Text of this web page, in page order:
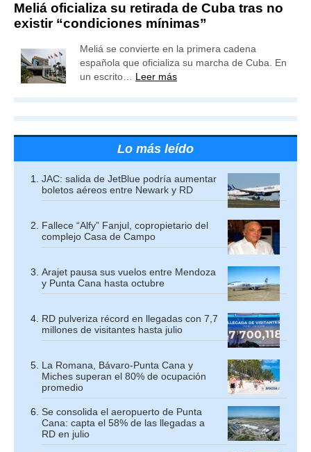
Meliá oficializa su retirada de Cuba tras no
existir “condiciones mínimas”
Meliá se convierte en la primera cadena
española que oficializa su marcha de Cuba. En
un escrito… Leer más
Lo más leído
JAC: salida de JetBlue podría aumentar
boletos aéreos entre Newark y RD
Fallece “Alfy” Fanjul, copropietario del
complejo Casa de Campo
Arajet pausa sus vuelos entre Mendoza
y Punta Cana hasta octubre
RD pulveriza récord en llegadas con 7,7
millones de visitantes hasta julio
La Romana, Bávaro-Punta Cana y
Miches superan el 80% de ocupación
promedio
Se consolida el aeropuerto de Punta
Cana: capta el 58% de las llegadas a
RD en julio